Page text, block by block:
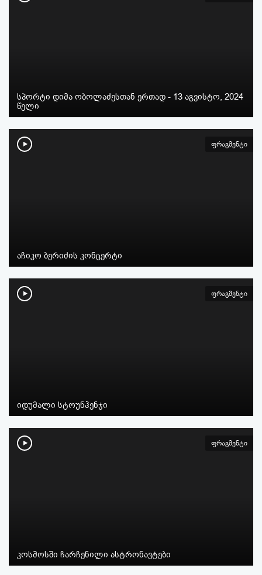
სპორტი დიმა ობოლაძესთან ერთად - 13 აგვისტო, 2024
წელი
ფრაგმენტი
აჩიკო ბერიძის კონცერტი
ფრაგმენტი
იდუმალი სტოუნჰენჯი
ფრაგმენტი
კოსმოსში ჩარჩენილი ასტრონავტები